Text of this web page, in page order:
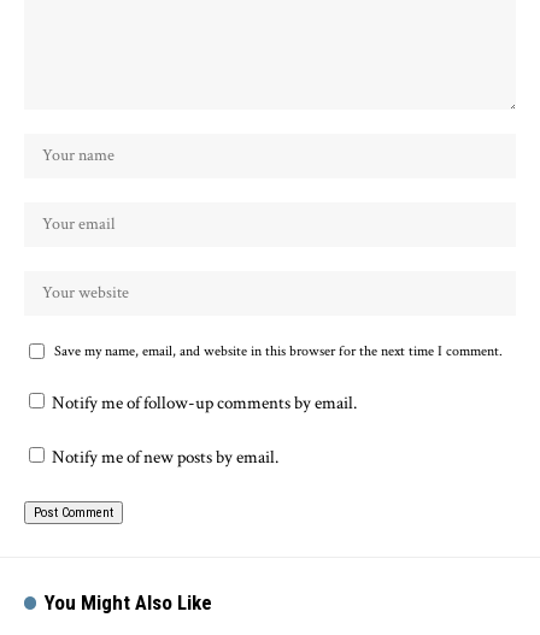
Save my name, email, and website in this browser for the next time I comment.
Notify me of follow-up comments by email.
Notify me of new posts by email.
You Might Also Like